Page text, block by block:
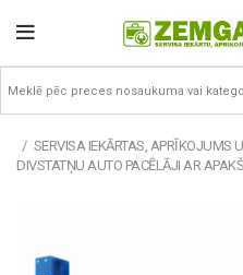
SERVISA IEKĀRTAS, APRĪKOJUMS
DIVSTATŅU AUTO PACĒLĀJI AR